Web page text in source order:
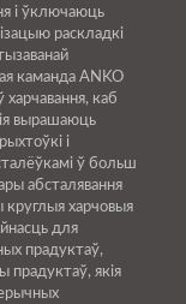
і ўключаюць
раскладкі
каманда ANKO
харчавання, каб
вырашаюць
і
ў больш
абсталявання
харчовыя
для
прадуктаў,
прадуктаў, якія